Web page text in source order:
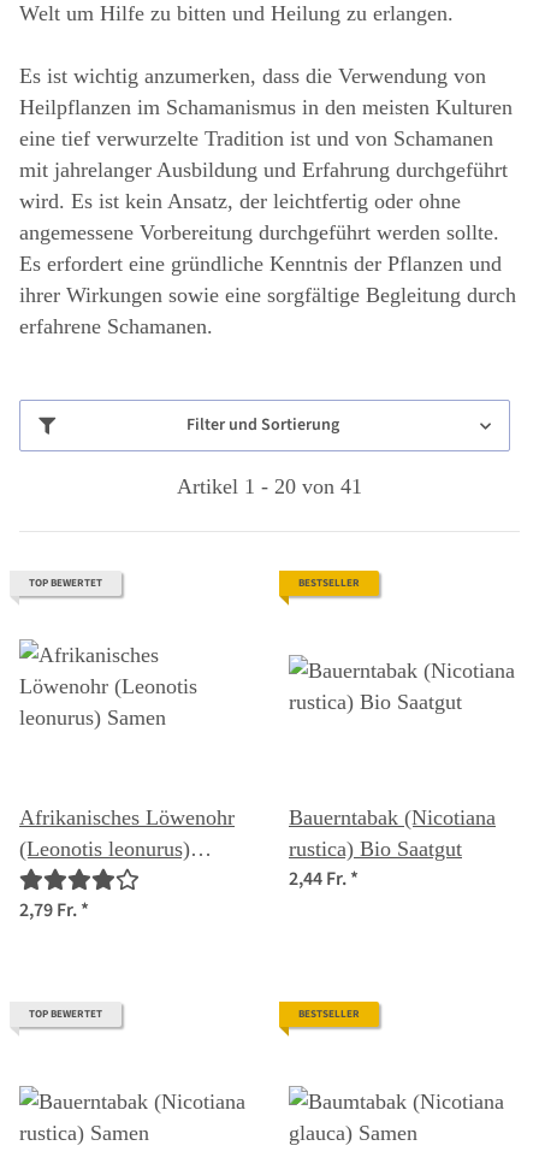
Welt um Hilfe zu bitten und Heilung zu erlangen.
Es ist wichtig anzumerken, dass die Verwendung von
Heilpflanzen im Schamanismus in den meisten Kulturen
eine tief verwurzelte Tradition ist und von Schamanen
mit jahrelanger Ausbildung und Erfahrung durchgeführt
wird. Es ist kein Ansatz, der leichtfertig oder ohne
angemessene Vorbereitung durchgeführt werden sollte.
Es erfordert eine gründliche Kenntnis der Pflanzen und
ihrer Wirkungen sowie eine sorgfältige Begleitung durch
erfahrene Schamanen.
Filter und Sortierung
Artikel 1 - 20 von 41
TOP BEWERTET
Afrikanisches Löwenohr
(Leonotis leonurus)
Samen
2,79 Fr.*
BESTSELLER
Bauerntabak (Nicotiana
rustica) Bio Saatgut
2,44 Fr.*
TOP BEWERTET BESTSELLER